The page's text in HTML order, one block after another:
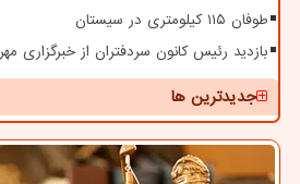
طوفان ۱۱۵ کیلومتری در سیستان
بازدید رئیس کانون سردفتران از خبرگزاری مهر
جدیدترین ها